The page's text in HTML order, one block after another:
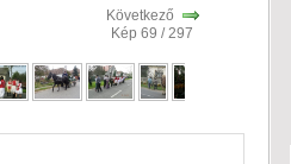
Következő
Kép 69 / 297